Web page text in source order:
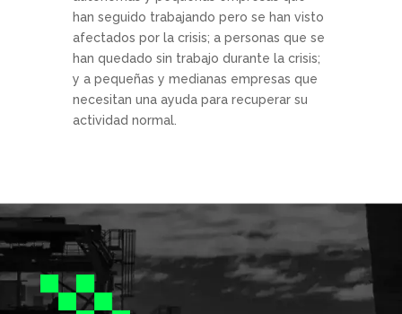
han seguido trabajando pero se han visto
afectados por la crisis; a personas que se
han quedado sin trabajo durante la crisis;
y a pequeñas y medianas empresas que
necesitan una ayuda para recuperar su
actividad normal.